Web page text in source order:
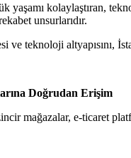
yaşamı kolaylaştıran,
unsurlarıdır.
ve teknoloji altyapısını,
Doğrudan Erişim
mağazalar, e-ticaret